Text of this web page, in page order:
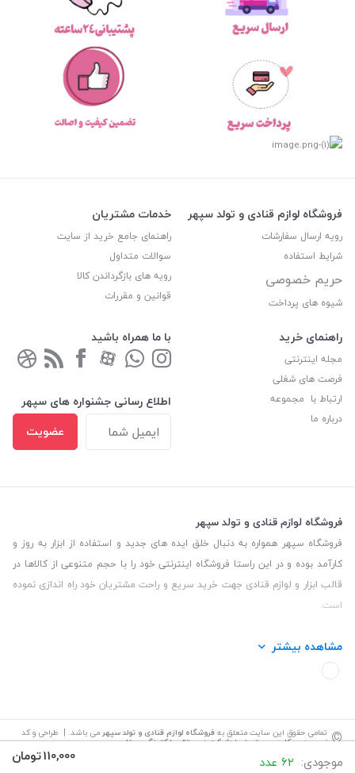
موجودی: 62 عدد 110,000تومان
فروشگاه لوازم قنادی و تولد سپهر
رویه ارسال سفارشات
شرایط استفاده
حریم خصوصی
شیوه های پرداخت
خدمات مشتریان
راهنمای جامع خرید از سایت
سوالات متداول
رویه های بازگرداندن کالا
قوانین و مقررات
راهنمای خرید
مجله اینترنتی
فرصت های شغلی
ارتباط با مجموعه
درباره ما
با ما همراه باشید
اطلاع رسانی جشنواره های سپهر
عضویت
فروشگاه لوازم قنادی و تولد سپهر
فروشگاه سپهر همواره به دنبال خلق ایده های جدید و استفاده از ابزار به روز و
کارآمد بوده و در این راستا فروشگاه اینترنتی خود را با حجم متنوعی از کالاها در
قالب ابزار و لوازم قنادی جهت خرید سریع و راحت مشتریان خود راه اندازی نموده
است.
این فروشگاه تمام تلاش خود را نموده تا کالاهایی با کیفیت و با حداقل قیمت
عرضه نماید.
مشاهده بیشتر
© تمامی حقوق این سایت متعلق بهفروشگاه لوازم قنادی و تولد سپهر می باشد. | طراحی و کد
نویسی:سپکام سیستماجرا:شرکت دیجیتال مارکتینگ سپتا